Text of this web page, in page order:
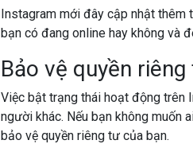
Instagram mới đây cập nhật thêm
bạn có đang online hay không và
Bảo vệ quyền
Việc bật trạng thái hoạt động trên
người khác. Nếu bạn không muốn
bảo vệ quyền riêng tư của bạn.